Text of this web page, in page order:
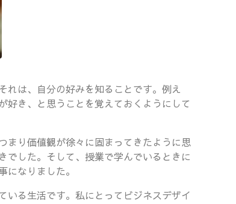
れは、自分の好みを知ることです。例え
好き、と思うことを覚えておくようにして
まり価値観が徐々に固まってきたように思
でした。そして、授業で学んでいるときに
になりました。
いる生活です。私にとってビジネスデザイ